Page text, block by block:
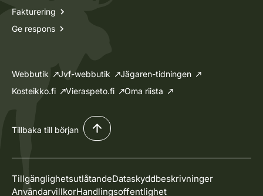
Fakturering
Ge respons
Webbutik Jvf-webbutik
Jägaren-tidningen
Kosteikko.fi
Vieraspeto.fi Oma riista
Tillbaka till början
TillgänglighetsutlåtandeDataskyddbeskrivninger
AnvändarvillkorHandlingsoffentlighet